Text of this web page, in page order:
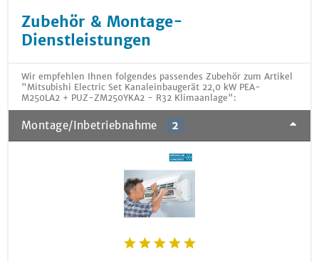
Zubehör & Montage-
Dienstleistungen
Wir empfehlen Ihnen folgendes passendes Zubehör zum Artikel
"Mitsubishi Electric Set Kanaleinbaugerät 22,0 kW PEA-
M250LA2 + PUZ-ZM250YKA2 - R32 Klimaanlage":
Montage/Inbetriebnahme 2